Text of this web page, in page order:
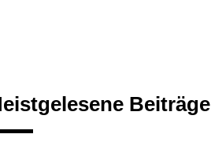
Beiträge